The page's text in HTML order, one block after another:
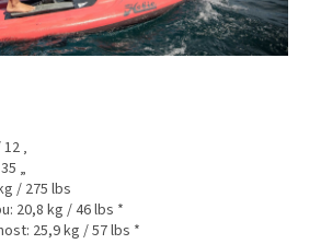
‚
„
/ 275 lbs
20,8 kg / 46 lbs *
25,9 kg / 57 lbs *